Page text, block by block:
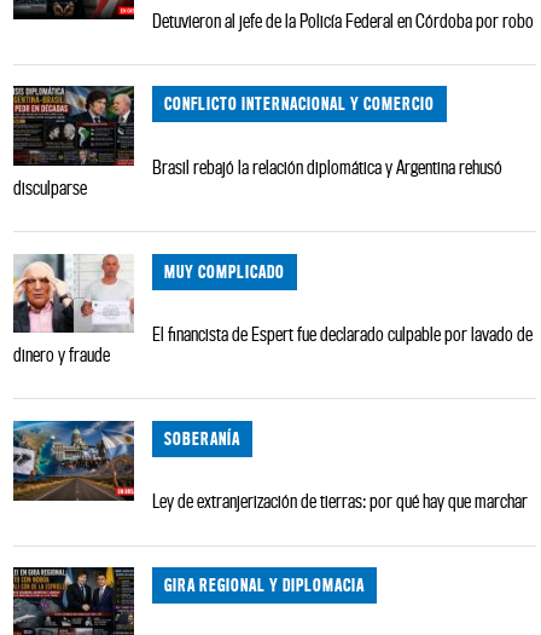
Detuvieron al jefe de la Policía Federal en Córdoba por robo
CONFLICTO INTERNACIONAL Y COMERCIO
Brasil rebajó la relación diplomática y Argentina rehusó
disculparse
MUY COMPLICADO
El financista de Espert fue declarado culpable por lavado de
dinero y fraude
SOBERANÍA
Ley de extranjerización de tierras: por qué hay que marchar
GIRA REGIONAL Y DIPLOMACIA